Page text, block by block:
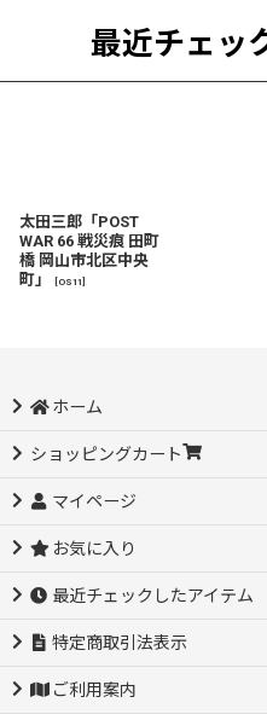
最近チェッ
太田三郎「POST
WAR 66 戦災痕 田町
橋 岡山市北区中央
町」
OS11
ホーム
ショッピングカート
マイページ
お気に入り
最近チェックしたアイテム
特定商取引法表示
ご利用案内